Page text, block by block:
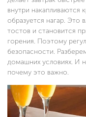
внутри накапливаются
образуется нагар. Это
тостов и становится
горения. Поэтому
безопасности.
домашних условиях. И
почему это важно.